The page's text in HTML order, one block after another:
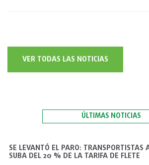
VER TODAS LAS NOTICIAS
ÚLTIMAS NOTICIAS
SE LEVANTÓ EL PARO: TRANSPORTISTAS
SUBA DEL 20 % DE LA TARIFA DE FLETE